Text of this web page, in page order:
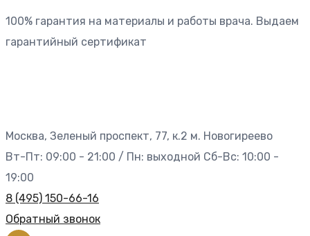
100% гарантия на материалы и работы врача. Выдаем
гарантийный сертификат
Москва, Зеленый проспект, 77, к.2 м. Новогиреево
Вт-Пт: 09:00 - 21:00 / Пн: выходной Сб-Вс: 10:00 -
19:00
8 (495) 150-66-16
Обратный звонок